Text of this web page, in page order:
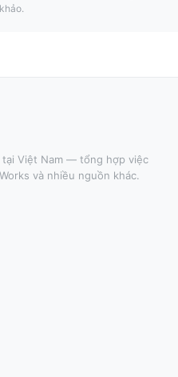
tại Việt Nam — tổng hợp việc
và nhiều nguồn khác.